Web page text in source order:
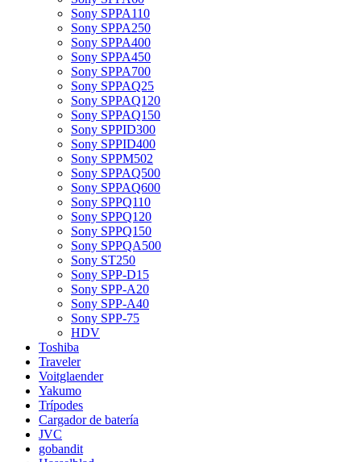
Sony SPPA110
Sony SPPA250
Sony SPPA400
Sony SPPA450
Sony SPPA700
Sony SPPAQ25
Sony SPPAQ120
Sony SPPAQ150
Sony SPPID300
Sony SPPID400
Sony SPPM502
Sony SPPAQ500
Sony SPPAQ600
Sony SPPQ110
Sony SPPQ120
Sony SPPQ150
Sony SPPQA500
Sony ST250
Sony SPP-D15
Sony SPP-A20
Sony SPP-A40
Sony SPP-75
HDV
Toshiba
Traveler
Voitglaender
Yakumo
Trípodes
Cargador de batería
JVC
gobandit